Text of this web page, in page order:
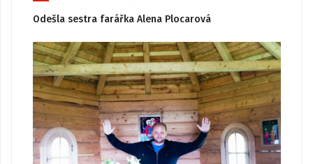
Odešla sestra farářka Alena Plocarová